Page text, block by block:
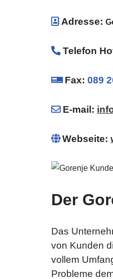
Adresse:
Telefon
Fax: 089
E-mail:
Webseite:
Der
Das
von Kunden
vollem
Probleme